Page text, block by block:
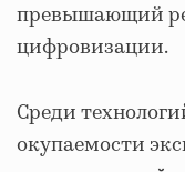
превышающий
цифровизации.
Среди
окупаемости